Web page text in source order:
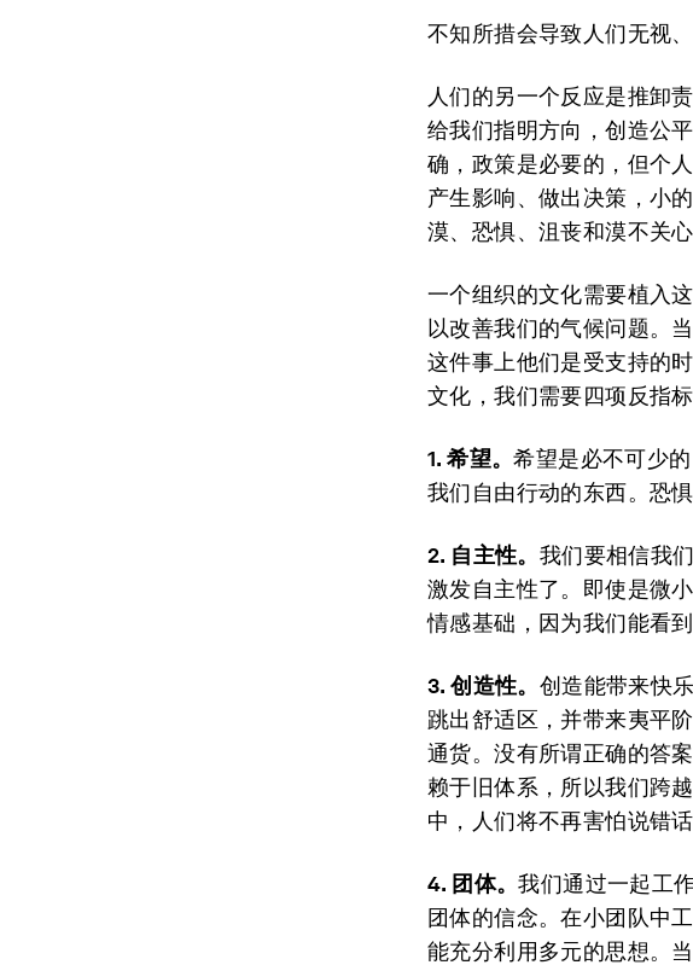
不知所措会导致人们无视
人们的另一个反应是推卸
给我们指明方向，创造公
确，政策是必要的，但个
产生影响、做出决策，小
漠、恐惧、沮丧和漠不关
一个组织的文化需要植入
以改善我们的气候问题。
这件事上他们是受支持的
文化，我们需要四项反指
1. 希望。希望是必不可少
我们自由行动的东西。恐
2. 自主性。 我们要相信我
激发自主性了。即使是微
情感基础，因为我们能看
3. 创造性。 创造能带来快
跳出舒适区，并带来夷平
通货。没有所谓正确的答
赖于旧体系，所以我们跨
中，人们将不再害怕说错话
4. 团体。我们通过一起工
团体的信念。在小团队中
能充分利用多元的思想。